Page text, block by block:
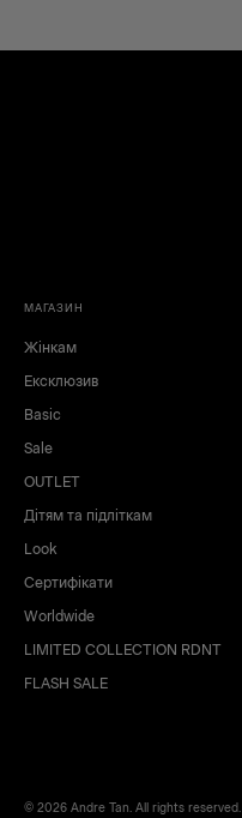
МАГАЗИН
Жінкам
Ексклюзив
Basic
Sale
OUTLET
Дітям та підліткам
Look
Сертифікати
Worldwide
LIMITED COLLECTION RDNT
FLASH SALE
© 2026 Andre Tan. All rights reserved.